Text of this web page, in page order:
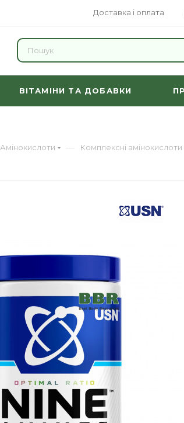
Доставка і оплата
ВІТАМІНИ ТА ДОБАВКИ
Амінокислоти — Комплексні амінокислоти